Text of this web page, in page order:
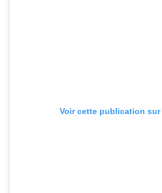
Voir cette publication sur